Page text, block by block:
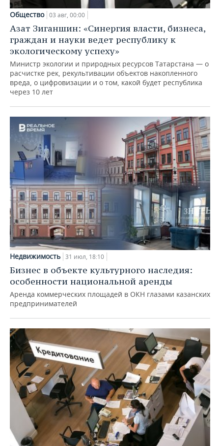
Общество 03 авг, 00:00
Азат Зиганшин: «Синергия власти, бизнеса,
граждан и науки ведет республику к
экологическому успеху»
Министр экологии и природных ресурсов Татарстана — о
расчистке рек, рекультивации объектов накопленного
вреда, о цифровизации и о том, какой будет республика
через 10 лет
Недвижимость 31 июл, 18:10
Бизнес в объекте культурного наследия:
особенности национальной аренды
Аренда коммерческих площадей в ОКН глазами казанских
предпринимателей